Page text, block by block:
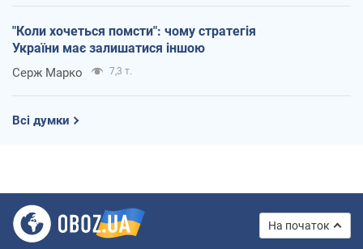
"Коли хочеться помсти": чому стратегія
України має залишатися іншою
Серж Марко 7,3 т.
Всі думки
На початок